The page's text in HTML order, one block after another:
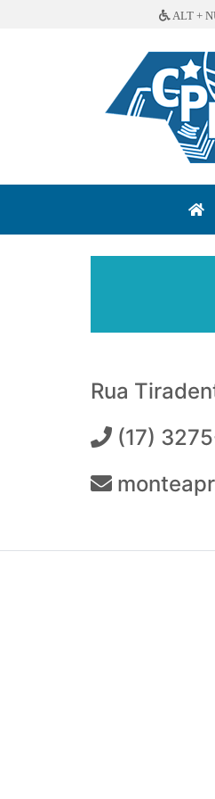
ALT +
Rua
(17)